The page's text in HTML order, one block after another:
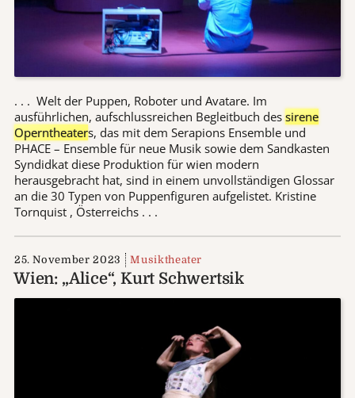
. . . Welt der Puppen, Roboter und Avatare. Im
ausführlichen, aufschlussreichen Begleitbuch des sirene
Operntheaters, das mit dem Serapions Ensemble und
PHACE – Ensemble für neue Musik sowie dem Sandkasten
Syndidkat diese Produktion für wien modern
herausgebracht hat, sind in einem unvollständigen Glossar
an die 30 Typen von Puppenfiguren aufgelistet. Kristine
Tornquist , Österreichs . . .
25. November 2023 Musiktheater
Wien: „Alice“, Kurt Schwertsik